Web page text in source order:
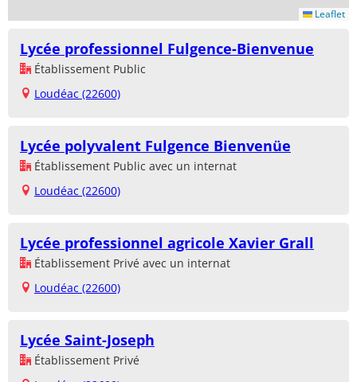
Leaflet
Lycée professionnel Fulgence-Bienvenue
Établissement Public
Loudéac (22600)
Lycée polyvalent Fulgence Bienvenüe
Établissement Public avec un internat
Loudéac (22600)
Lycée professionnel agricole Xavier Grall
Établissement Privé avec un internat
Loudéac (22600)
Lycée Saint-Joseph
Établissement Privé